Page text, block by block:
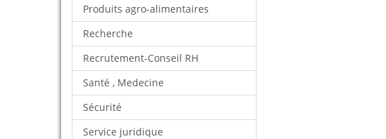
Produits agro-alimentaires
Recherche
Recrutement-Conseil RH
Santé , Medecine
Sécurité
Service juridique